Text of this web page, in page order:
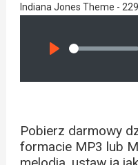
Indiana Jones Theme -
Seek
Pobierz darmowy
formacie MP3 lub